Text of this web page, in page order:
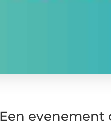
Een